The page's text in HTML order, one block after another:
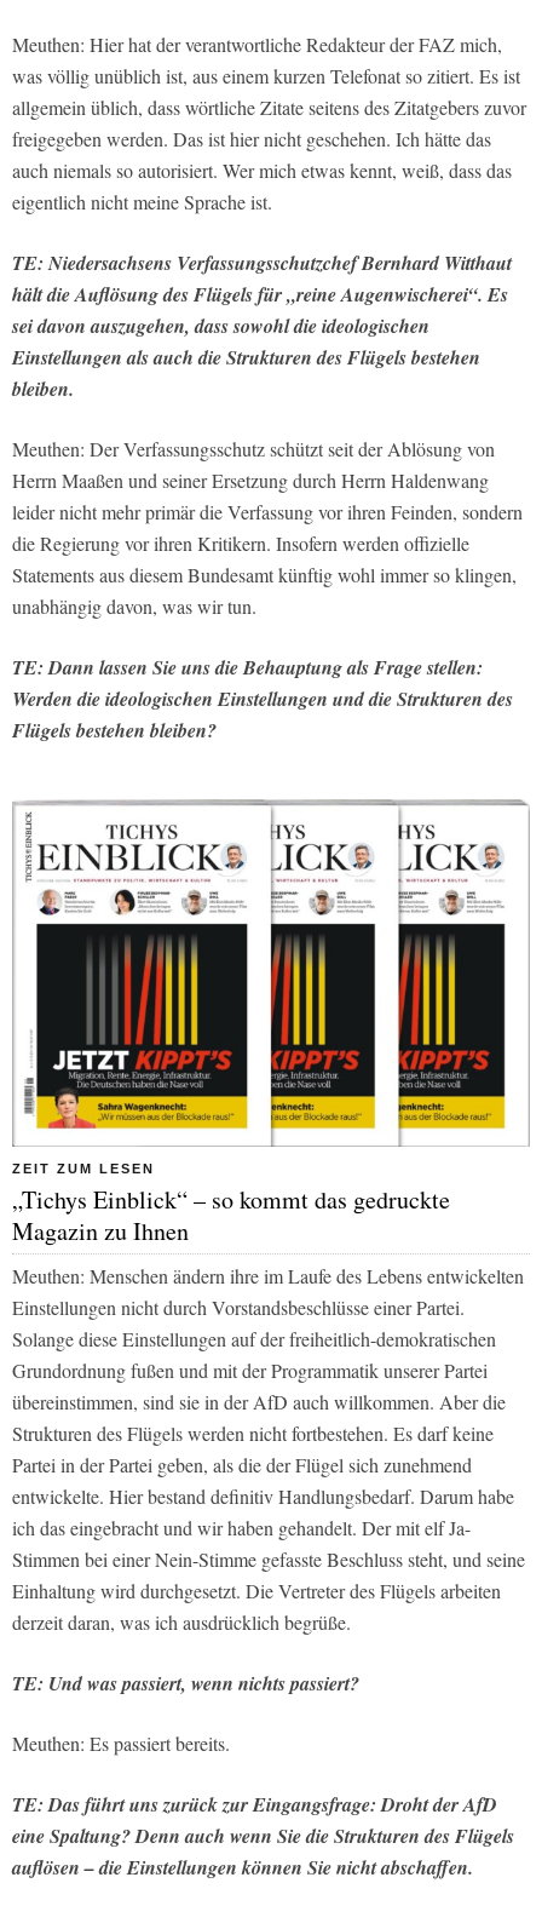
Meuthen: Hier hat der verantwortliche Redakteur der FAZ mich,
was völlig unüblich ist, aus einem kurzen Telefonat so zitiert. Es ist
allgemein üblich, dass wörtliche Zitate seitens des Zitatgebers zuvor
freigegeben werden. Das ist hier nicht geschehen. Ich hätte das
auch niemals so autorisiert. Wer mich etwas kennt, weiß, dass das
eigentlich nicht meine Sprache ist.
TE: Niedersachsens Verfassungsschutzchef Bernhard Witthaut
hält die Auflösung des Flügels für „reine Augenwischerei“. Es
sei davon auszugehen, dass sowohl die ideologischen
Einstellungen als auch die Strukturen des Flügels bestehen
bleiben.
Meuthen: Der Verfassungsschutz schützt seit der Ablösung von
Herrn Maaßen und seiner Ersetzung durch Herrn Haldenwang
leider nicht mehr primär die Verfassung vor ihren Feinden, sondern
die Regierung vor ihren Kritikern. Insofern werden offizielle
Statements aus diesem Bundesamt künftig wohl immer so klingen,
unabhängig davon, was wir tun.
TE: Dann lassen Sie uns die Behauptung als Frage stellen:
Werden die ideologischen Einstellungen und die Strukturen des
Flügels bestehen bleiben?
ZEIT ZUM LESEN
„Tichys Einblick“ – so kommt das gedruckte
Magazin zu Ihnen
Meuthen: Menschen ändern ihre im Laufe des Lebens entwickelten
Einstellungen nicht durch Vorstandsbeschlüsse einer Partei.
Solange diese Einstellungen auf der freiheitlich-demokratischen
Grundordnung fußen und mit der Programmatik unserer Partei
übereinstimmen, sind sie in der AfD auch willkommen. Aber die
Strukturen des Flügels werden nicht fortbestehen. Es darf keine
Partei in der Partei geben, als die der Flügel sich zunehmend
entwickelte. Hier bestand definitiv Handlungsbedarf. Darum habe
ich das eingebracht und wir haben gehandelt. Der mit elf Ja-
Stimmen bei einer Nein-Stimme gefasste Beschluss steht, und seine
Einhaltung wird durchgesetzt. Die Vertreter des Flügels arbeiten
derzeit daran, was ich ausdrücklich begrüße.
TE: Und was passiert, wenn nichts passiert?
Meuthen: Es passiert bereits.
TE: Das führt uns zurück zur Eingangsfrage: Droht der AfD
eine Spaltung? Denn auch wenn Sie die Strukturen des Flügels
auflösen – die Einstellungen können Sie nicht abschaffen.